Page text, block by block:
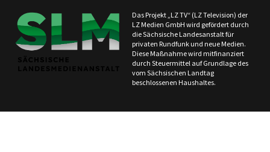
Das Projekt „LZ TV“ (LZ Television) der
LZ Medien GmbH wird gefördert durch
die Sächsische Landesanstalt für
privaten Rundfunk und neue Medien.
Diese Maßnahme wird mitfinanziert
durch Steuermittel auf Grundlage des
vom Sächsischen Landtag
beschlossenen Haushaltes.